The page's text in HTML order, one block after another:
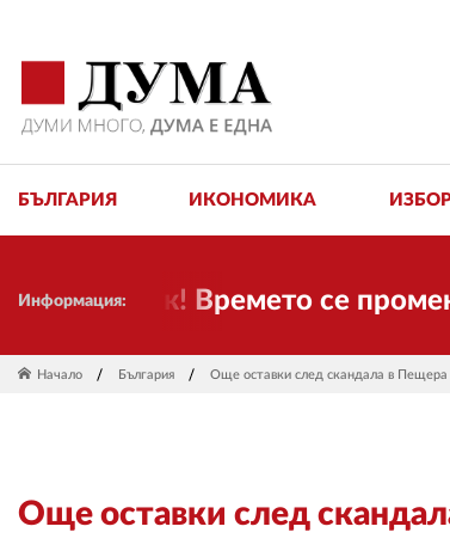
БЪЛГАРИЯ ИКОНОМИКА
Информация:
тук! Времето се променя и
Начало България Още оставки след скандала в Пещера
Още оставки след